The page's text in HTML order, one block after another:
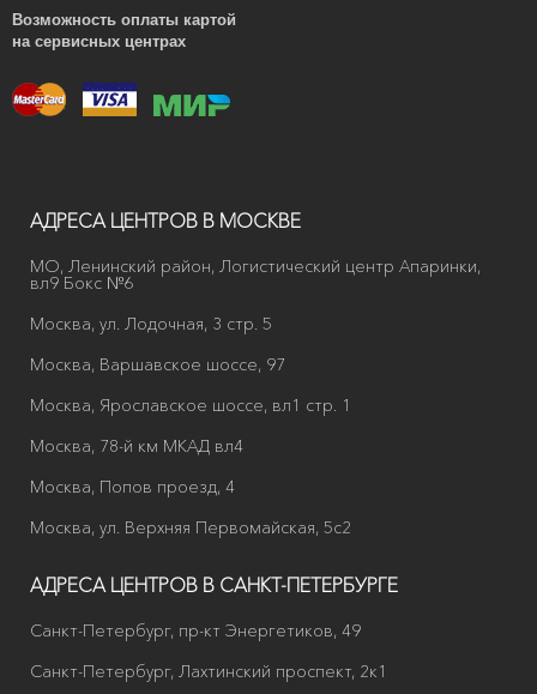
Возможность оплаты картой
на сервисных центрах
АДРЕСА ЦЕНТРОВ В МОСКВЕ
МО, Ленинский район, Логистический центр Апаринки,
вл9 Бокс №6
Москва, ул. Лодочная, 3 стр. 5
Москва, Варшавское шоссе, 97
Москва, Ярославское шоссе, вл1 стр. 1
Москва, 78-й км МКАД вл4
Москва, Попов проезд, 4
Москва, ул. Верхняя Первомайская, 5с2
АДРЕСА ЦЕНТРОВ В САНКТ-ПЕТЕРБУРГЕ
Санкт-Петербург, пр-кт Энергетиков, 49
Санкт-Петербург, Лахтинский проспект, 2к1